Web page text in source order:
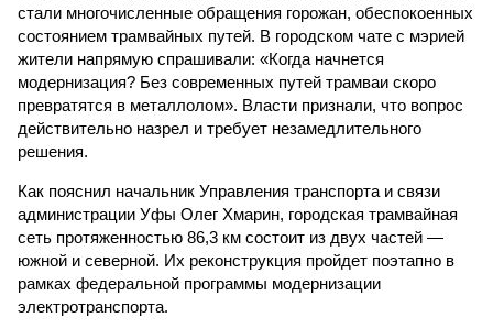
стали многочисленные обращения горожан, обеспокоенных
состоянием трамвайных путей. В городском чате с мэрией
жители напрямую спрашивали: «Когда начнется
модернизация? Без современных путей трамваи скоро
превратятся в металлолом». Власти признали, что вопрос
действительно назрел и требует незамедлительного
решения.
Как пояснил начальник Управления транспорта и связи
администрации Уфы Олег Хмарин, городская трамвайная
сеть протяженностью 86,3 км состоит из двух частей —
южной и северной. Их реконструкция пройдет поэтапно в
рамках федеральной программы модернизации
электротранспорта.